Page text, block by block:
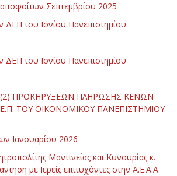
Σεπτεμβρίου 2025
ΔΕΠ του Ιονίου Πανεπιστημίου
ΔΕΠ του Ιονίου Πανεπιστημίου
ΠΡΟΚΗΡΥΞΕΩΝ ΠΛΗΡΩΣΗΣ ΚΕΝΩΝ
ΤΟΥ ΟΙΚΟΝΟΜΙΚΟΥ ΠΑΝΕΠΙΣΤΗΜΙΟΥ
Ιανουαρίου 2026
Μαντινείας και Κυνουρίας κ.
με Ιερείς επιτυχόντες στην Α.Ε.Α.Α.